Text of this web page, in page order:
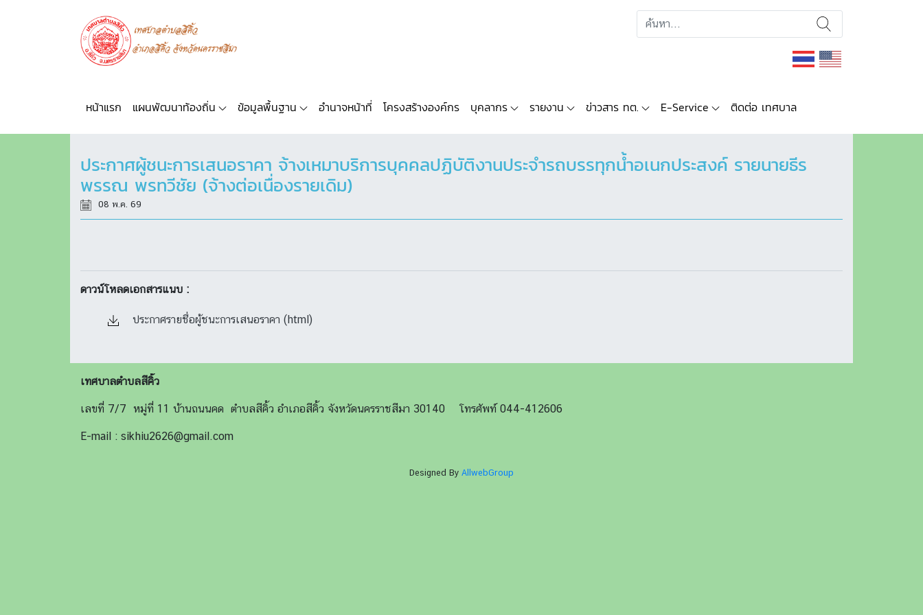
หน้าแรก แผนพัฒนาท้องถิ่น ข้อมูลพื้นฐาน อำนาจหน้าที่ โครงสร้างองค์กร บุคลากร รายงาน ข่าวสาร ทต. E-Service ติดต่อ เทศบาล
ประกาศผู้ชนะการเสนอราคา จ้างเหมาบริการบุคคลปฏิบัติงานประจำรถบรรทุกน้ำอเนกประสงค์ รายนายธีร
พรรณ พรทวีชัย (จ้างต่อเนื่องรายเดิม)
08 พ.ค. 69
ดาวน์โหลดเอกสารแนบ :
ประกาศรายชื่อผู้ชนะการเสนอราคา (html)
เทศบาลตำบลสีคิ้ว
เลขที่ 7/7 หมู่ที่ 11 บ้านถนนคด ตำบลสีคิ้ว อำเภอสีคิ้ว จังหวัดนครราชสีมา 30140 โทรศัพท์ 044-412606
E-mail : sikhiu2626@gmail.com
Designed By AllwebGroup